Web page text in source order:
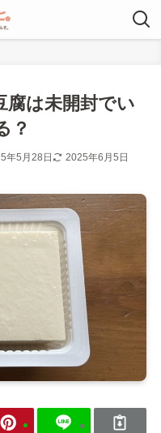
腐は未開封でい
？
年5月28日 2025年6月5日